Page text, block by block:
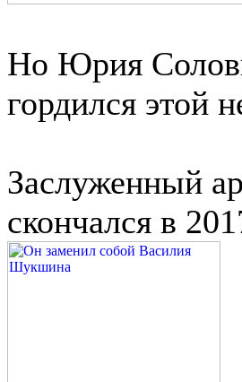
Но Юрия
гордился этой
Заслуженный
скончался в